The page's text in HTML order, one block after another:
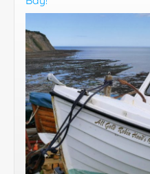
–
mehr
Freiheit
geht
kaum!